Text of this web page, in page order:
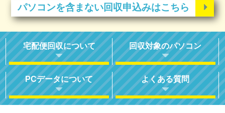
パソコンを含まない回収申込みはこちら
宅配便回収について 回収対象のパソコン
PCデータについて よくある質問